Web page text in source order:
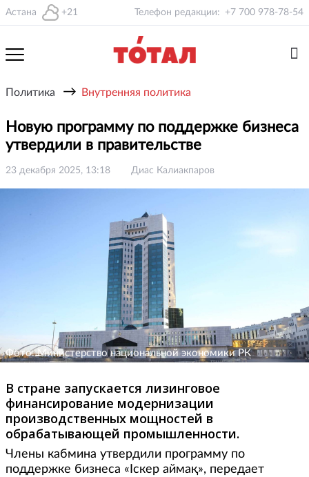
Астана +21 Телефон редакции: +7 700 978-78-54
Политика → Внутренняя политика
Новую программу по поддержке бизнеса
утвердили в правительстве
23 декабря 2025, 13:18 Диас Калиакпаров
Фото: Министерство национальной экономики РК
В стране запускается лизинговое
финансирование модернизации
производственных мощностей в
обрабатывающей промышленности.
Члены кабмина утвердили программу по
поддержке бизнеса «Іскер аймақ», передает